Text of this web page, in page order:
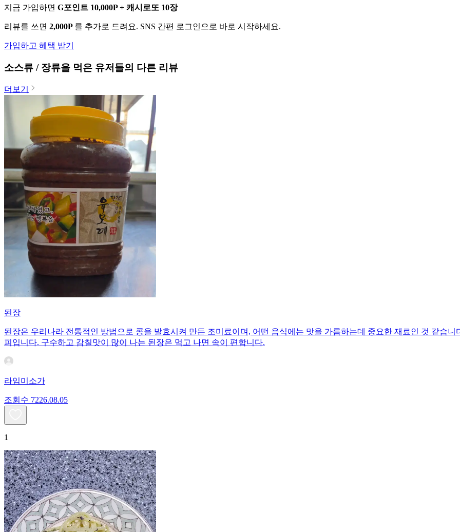
지금 가입하면 G포인트 10,000P + 캐시로또 10장
리뷰를 쓰면 2,000P 를 추가로 드려요. SNS 간편 로그인으로 바로 시작하세요.
가입하고 혜택 받기
소스류 / 장류을 먹은 유저들의 다른 리뷰
더보기
된장
된장은 우리나라 전통적인 방법으로 콩을 발효시켜 만든 조미료이며, 어떤 음식에는 맛을 가름하는데 중요한 재료인 것 같습
피입니다. 구수하고 감칠맛이 많이 나는 된장은 먹고 나면 속이 편합니다.
라임미소가
조회수 7226.08.05
1